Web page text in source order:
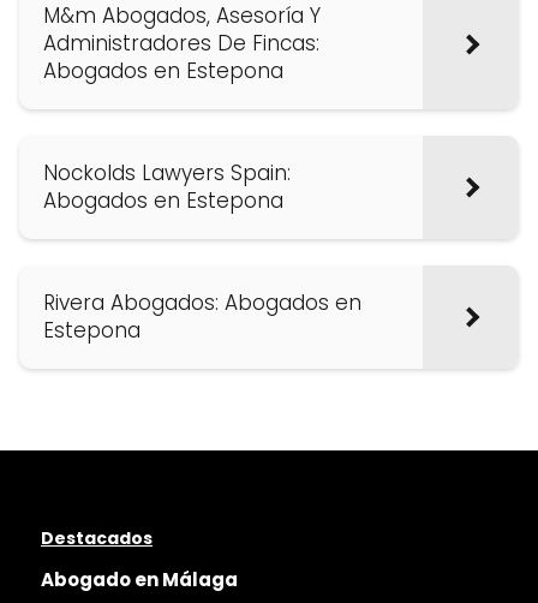
M&m Abogados, Asesoría Y
Administradores De Fincas:
Abogados en Estepona
Nockolds Lawyers Spain:
Abogados en Estepona
Rivera Abogados: Abogados en
Estepona
Destacados
Abogado en Málaga